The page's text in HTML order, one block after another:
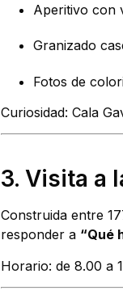
Aperitivo con
Granizado
Fotos de
Curiosidad: Cala
3. Visita a
Construida entre
responder a “Qué
Horario: de 8.00 a